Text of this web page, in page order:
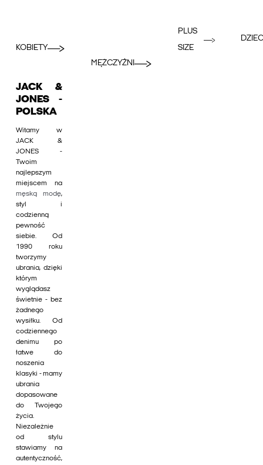
KOBIETY
MĘŻCZYŹNI
PLUS
SIZE
JACK &
JONES -
POLSKA
Witamy w
JACK &
JONES -
Twoim
najlepszym
miejscem na
męską modę,
styl i
codzienną
pewność
siebie. Od
1990 roku
tworzymy
ubrania, dzięki
którym
wyglądasz
świetnie - bez
żadnego
wysiłku. Od
codziennego
denimu po
łatwe do
noszenia
klasyki - mamy
ubrania
dopasowane
do Twojego
życia.
Niezależnie
od stylu
stawiamy na
autentyczność,